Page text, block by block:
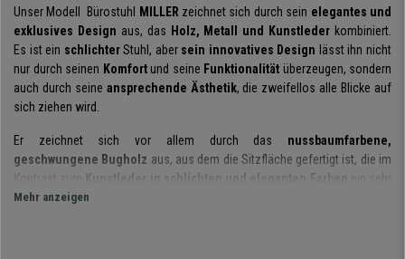
Unser Modell Bürostuhl MILLER zeichnet sich durch sein elegantes und
exklusives Design aus, das Holz, Metall und Kunstleder kombiniert.
Es ist ein schlichterStuhl, aber sein innovatives Design lässt ihn nicht
nur durch seinen Komfortund seine Funktionalität überzeugen, sondern
auch durch seine ansprechende Ästhetik, die zweifellos alle Blicke auf
sich ziehen wird.
Er zeichnet sich vor allem durch das nussbaumfarbene,
geschwungene Bugholz aus, aus dem die Sitzfläche gefertigt ist, die im
Kontrast zum Kunstleder in schlichten und eleganten Farben
ein sehr
attraktives Design bietet und gleichzeitig den
Mehr anzeigen